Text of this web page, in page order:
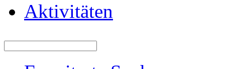
Aktivitäten